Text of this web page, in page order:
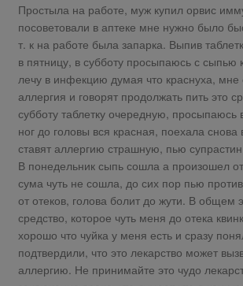
Простыла на работе, муж купил орвис
посоветовали в аптеке мне нужно было
т. к на работе была запарка. Выпив
в пятницу, в субботу просыпаюсь с сыпью
лечу в инфекцию думая что краснуха, мне
аллергия и говорят продолжать пить это
субботу таблетку очередную, просыпаюсь
ног до головы вся красная, поехала
ставят аллергию страшную, пью
В понедельник сыпь сошла а произошел
сума чуть не сошла, до сих пор пью
от отеков, голова болит до жути. В общем
средство, которое чуть меня до отека
хорошо что чуйка у меня есть и сразу
подтвердили, что это лекарство может
аллергию. Не принимайте это чудо